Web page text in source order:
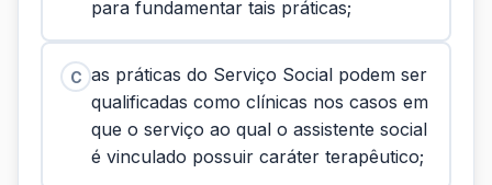
para fundamentar tais práticas;
C as práticas do Serviço Social podem ser
qualificadas como clínicas nos casos em
que o serviço ao qual o assistente social
é vinculado possuir caráter terapêutico;